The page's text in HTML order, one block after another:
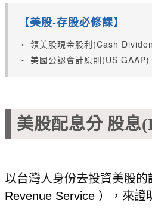
【美股-存股必修課】
‧ 領美股現金股利(Cash
‧ 美國公認會計原則(US
美股配息分 股息
以台灣人身份去投資美股
Revenue Service ）
，來